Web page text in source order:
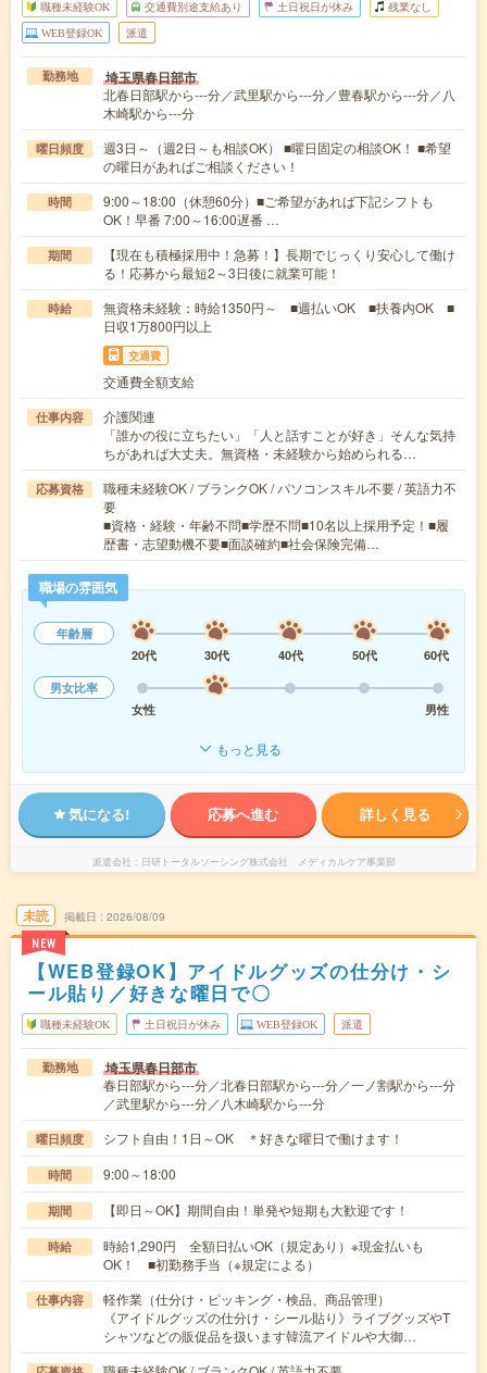
職種未経験OK 交通費別途支給あり 土日祝日が休み 残業なし
WEB登録OK 派遣
勤務地 埼玉県春日部市
北春日部駅から---分／武里駅から---分／豊春駅から---分／八
木崎駅から---分
曜日頻度
週3日～（週2日～も相談OK） ■曜日固定の相談OK！ ■希望
の曜日があればご相談ください！
時間
9:00～18:00（休憩60分）■ご希望があれば下記シフトも
OK！早番 7:00～16:00遅番 …
期間
【現在も積極採用中！急募！】長期でじっくり安心して働け
る！応募から最短2～3日後に就業可能！
時給
無資格未経験：時給1350円～ ■週払いOK ■扶養内OK ■
日収1万800円以上
交通費
交通費全額支給
仕事内容
介護関連
「誰かの役に立ちたい」「人と話すことが好き」そんな気持
ちがあれば大丈夫。無資格・未経験から始められる…
応募資格
職種未経験OK / ブランクOK / パソコンスキル不要 / 英語力不
要
■資格・経験・年齢不問■学歴不問■10名以上採用予定！■履
歴書・志望動機不要■面談確約■社会保険完備…
職場の雰囲気
年齢層
20代
30代 40代 50代
60代
男女比率
女性
男性
もっと見る
気になる! 応募へ進む 詳しく見る
派遣会社 日研トータルソーシング株式会社 メディカルケア事業部
未読
NEW
掲載日 2026/08/09
【WEB登録OK】アイドルグッズの仕分け・シ
ール貼り／好きな曜日で〇
職種未経験OK 土日祝日が休み WEB登録OK 派遣
勤務地 埼玉県春日部市
春日部駅から---分／北春日部駅から---分／一ノ割駅から---分
／武里駅から---分／八木崎駅から---分
曜日頻度 シフト自由！1日～OK ＊好きな曜日で働けます！
時間 9:00～18:00
期間 【即日～OK】期間自由！単発や短期も大歓迎です！
時給
時給1,290円 全額日払いOK（規定あり）※現金払いも
OK！ ■初勤務手当（※規定による）
仕事内容
軽作業（仕分け・ピッキング・検品、商品管理）
《アイドルグッズの仕分け・シール貼り》ライブグッズやT
シャツなどの販促品を扱います韓流アイドルや大御…